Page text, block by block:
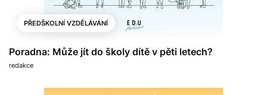
PŘEDŠKOLNÍ VZDĚLÁVÁNÍ
Poradna: Může jít do školy dítě v pěti letech?
redakce